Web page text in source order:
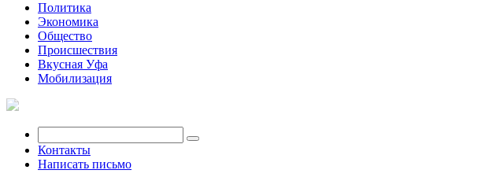
Политика
Экономика
Общество
Происшествия
Вкусная Уфа
Мобилизация
Контакты
Написать письмо